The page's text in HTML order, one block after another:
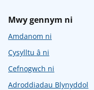
Mwy gennym ni
Amdanom ni
Cysylltu â ni
Cefnogwch ni
Adroddiadau Blynyddol